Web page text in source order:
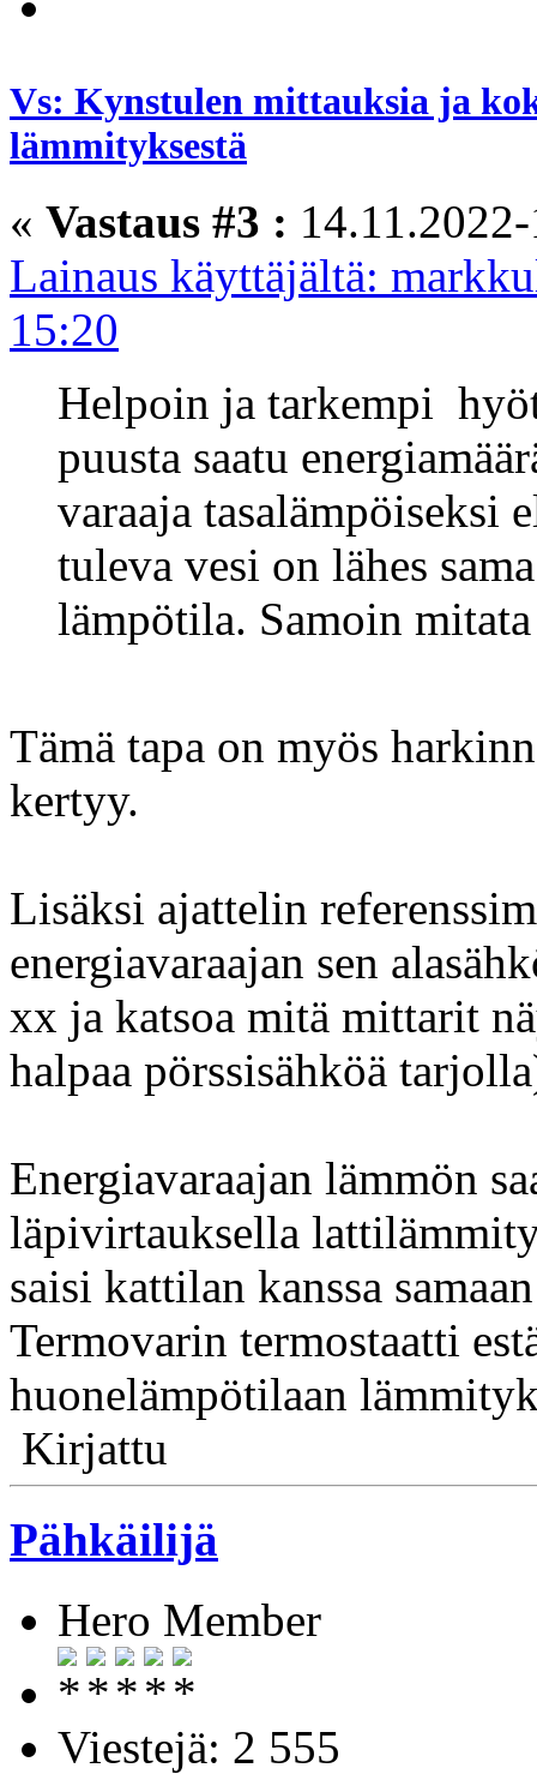
Vs: Kynstulen mittauksia ja
lämmityksestä
« Vastaus #3 :
Lainaus käyttäjältä:
15:20
Helpoin ja tarkempi
puusta saatu
varaaja tasalämpöiseksi
tuleva vesi on lähes
lämpötila. Samoin
Tämä tapa on myös
kertyy.
Lisäksi ajattelin
energiavaraajan sen
xx ja katsoa mitä mittarit
halpaa pörssisähköä
Energiavaraajan lämmön
läpivirtauksella
saisi kattilan kanssa
Termovarin termostaatti
huonelämpötilaan
Kirjattu
Pähkäilijä
Hero Member
Viestejä: 2 555